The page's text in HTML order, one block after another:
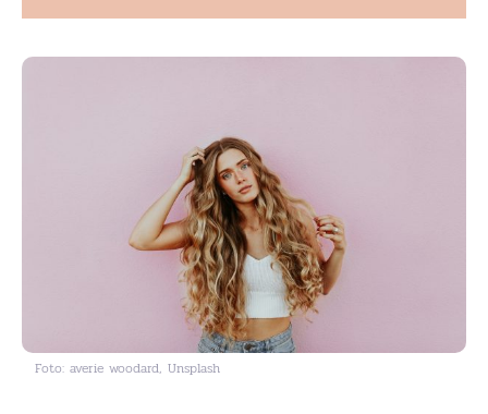
Foto: averie woodard, Unsplash